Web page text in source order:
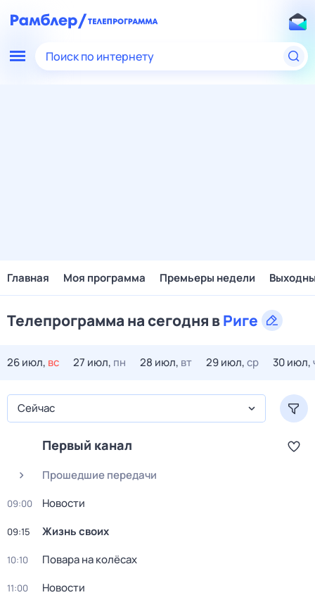
Поиск по интернету
Главная Моя программа Премьеры недели
Телепрограмма на сегодня вРиге
26 июл, вс 27 июл, пн 28 июл, вт 29 июл,ср 30 июл,
Сейчас
Первый канал
Прошедшие передачи
09:00 Новости
09:15 Жизнь своих
10:10 Повара на колёсах
11:00 Новости